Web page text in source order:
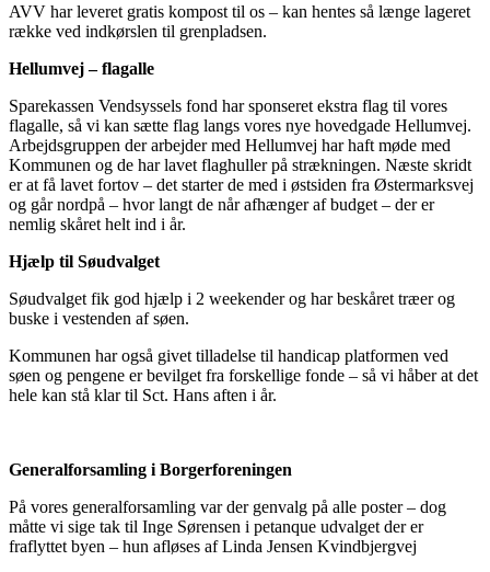
AVV har leveret gratis kompost til os – kan hentes så længe lageret
række ved indkørslen til grenpladsen.
Hellumvej – flagalle
Sparekassen Vendsyssels fond har sponseret ekstra flag til vores
flagalle, så vi kan sætte flag langs vores nye hovedgade Hellumvej.
Arbejdsgruppen der arbejder med Hellumvej har haft møde med
Kommunen og de har lavet flaghuller på strækningen. Næste skridt
er at få lavet fortov – det starter de med i østsiden fra Østermarksvej
og går nordpå – hvor langt de når afhænger af budget – der er
nemlig skåret helt ind i år.
Hjælp til Søudvalget
Søudvalget fik god hjælp i 2 weekender og har beskåret træer og
buske i vestenden af søen.
Kommunen har også givet tilladelse til handicap platformen ved
søen og pengene er bevilget fra forskellige fonde – så vi håber at det
hele kan stå klar til Sct. Hans aften i år.
Generalforsamling i Borgerforeningen
På vores generalforsamling var der genvalg på alle poster – dog
måtte vi sige tak til Inge Sørensen i petanque udvalget der er
fraflyttet byen – hun afløses af Linda Jensen Kvindbjergvej